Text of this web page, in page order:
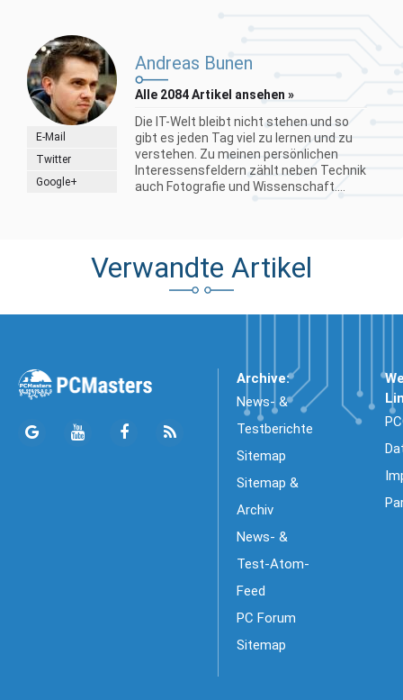
E-Mail
Twitter
Google+
Andreas Bunen
Alle 2084 Artikel ansehen »
Die IT-Welt bleibt nicht stehen und so
gibt es jeden Tag viel zu lernen und zu
verstehen. Zu meinen persönlichen
Interessensfeldern zählt neben Technik
auch Fotografie und Wissenschaft....
Verwandte Artikel
Archive:
News- &
Testberichte
Sitemap
Sitemap &
Archiv
News- &
Test-Atom-
Feed
PC Forum
Sitemap